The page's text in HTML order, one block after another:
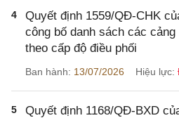
4
Quyết định 1559/QĐ-CHK
công bố danh sách các
theo cấp độ điều phối
Ban hành: 13/07/2026 Hiệu lực:
5
Quyết định 1168/QĐ-BXD